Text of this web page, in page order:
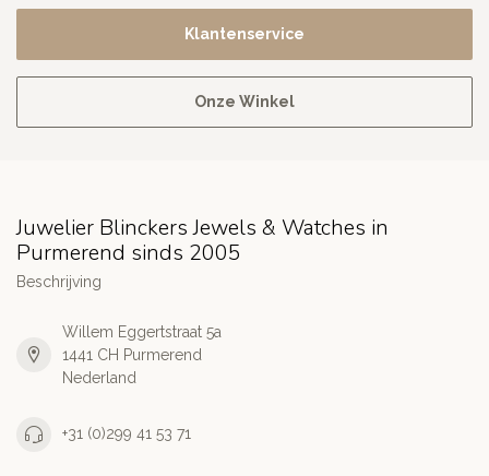
Klantenservice
Onze Winkel
Juwelier Blinckers Jewels & Watches in
Purmerend sinds 2005
Beschrijving
Willem Eggertstraat 5a
1441 CH Purmerend
Nederland
+31 (0)299 41 53 71